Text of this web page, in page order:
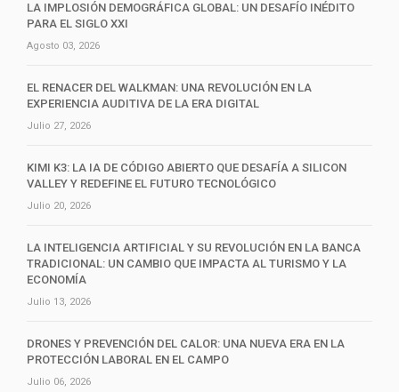
LA IMPLOSIÓN DEMOGRÁFICA GLOBAL: UN DESAFÍO INÉDITO
PARA EL SIGLO XXI
Agosto 03, 2026
EL RENACER DEL WALKMAN: UNA REVOLUCIÓN EN LA
EXPERIENCIA AUDITIVA DE LA ERA DIGITAL
Julio 27, 2026
KIMI K3: LA IA DE CÓDIGO ABIERTO QUE DESAFÍA A SILICON
VALLEY Y REDEFINE EL FUTURO TECNOLÓGICO
Julio 20, 2026
LA INTELIGENCIA ARTIFICIAL Y SU REVOLUCIÓN EN LA BANCA
TRADICIONAL: UN CAMBIO QUE IMPACTA AL TURISMO Y LA
ECONOMÍA
Julio 13, 2026
DRONES Y PREVENCIÓN DEL CALOR: UNA NUEVA ERA EN LA
PROTECCIÓN LABORAL EN EL CAMPO
Julio 06, 2026